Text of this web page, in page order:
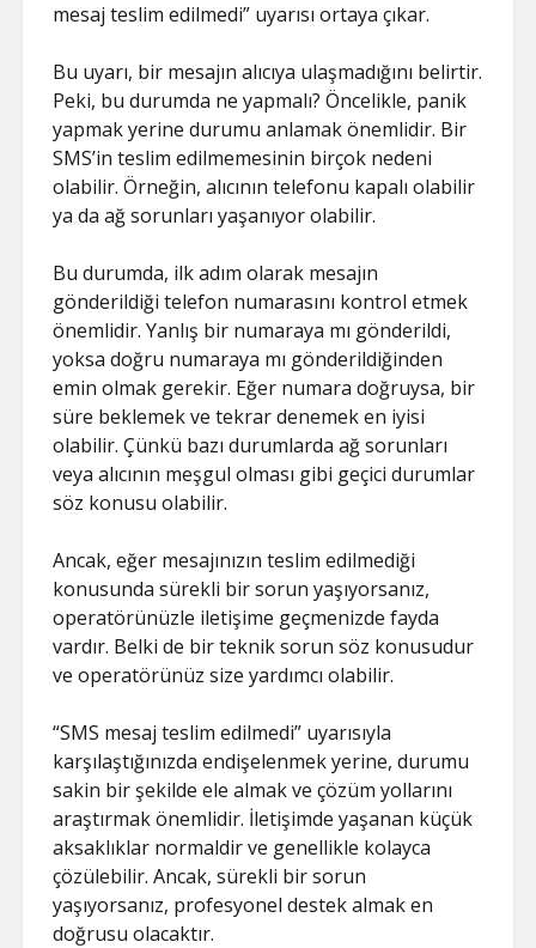
TWITTER IZLENME GÖNDERME
mesaj teslim edilmedi” uyarısı ortaya çıkar.
Bu uyarı, bir mesajın alıcıya ulaşmadığını belirtir.
Peki, bu durumda ne yapmalı? Öncelikle, panik
yapmak yerine durumu anlamak önemlidir. Bir
SMS’in teslim edilmemesinin birçok nedeni
olabilir. Örneğin, alıcının telefonu kapalı olabilir
ya da ağ sorunları yaşanıyor olabilir.
Bu durumda, ilk adım olarak mesajın
gönderildiği telefon numarasını kontrol etmek
önemlidir. Yanlış bir numaraya mı gönderildi,
yoksa doğru numaraya mı gönderildiğinden
emin olmak gerekir. Eğer numara doğruysa, bir
süre beklemek ve tekrar denemek en iyisi
olabilir. Çünkü bazı durumlarda ağ sorunları
veya alıcının meşgul olması gibi geçici durumlar
söz konusu olabilir.
Ancak, eğer mesajınızın teslim edilmediği
konusunda sürekli bir sorun yaşıyorsanız,
operatörünüzle iletişime geçmenizde fayda
vardır. Belki de bir teknik sorun söz konusudur
ve operatörünüz size yardımcı olabilir.
“SMS mesaj teslim edilmedi” uyarısıyla
karşılaştığınızda endişelenmek yerine, durumu
sakin bir şekilde ele almak ve çözüm yollarını
araştırmak önemlidir. İletişimde yaşanan küçük
aksaklıklar normaldir ve genellikle kolayca
çözülebilir. Ancak, sürekli bir sorun
yaşıyorsanız, profesyonel destek almak en
doğrusu olacaktır.